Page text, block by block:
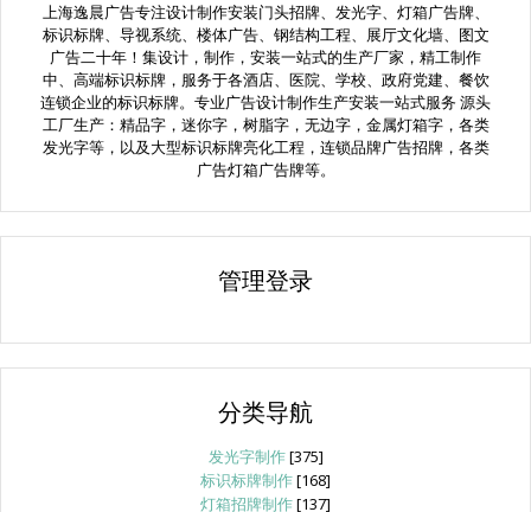
上海逸晨广告专注设计制作安装门头招牌、发光字、灯箱广告牌、
标识标牌、导视系统、楼体广告、钢结构工程、展厅文化墙、图文
广告二十年！集设计，制作，安装一站式的生产厂家，精工制作
中、高端标识标牌，服务于各酒店、医院、学校、政府党建、餐饮
连锁企业的标识标牌。专业广告设计制作生产安装一站式服务 源头
工厂生产：精品字，迷你字，树脂字，无边字，金属灯箱字，各类
发光字等，以及大型标识标牌亮化工程，连锁品牌广告招牌，各类
广告灯箱广告牌等。
管理登录
分类导航
发光字制作[375]
标识标牌制作[168]
灯箱招牌制作[137]